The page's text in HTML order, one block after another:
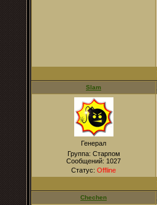
Slam
Генерал
Группа: Старпом
Сообщений: 1027
Статус: Offline
Chechen